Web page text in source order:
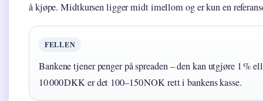
å kjøpe. Midtkursen ligger midt imellom og er kun en
FELLEN
Bankene tjener penger på spreaden – den kan utgjøre 1 %
10 000 DKK er det 100–150 NOK rett i bankens kasse.